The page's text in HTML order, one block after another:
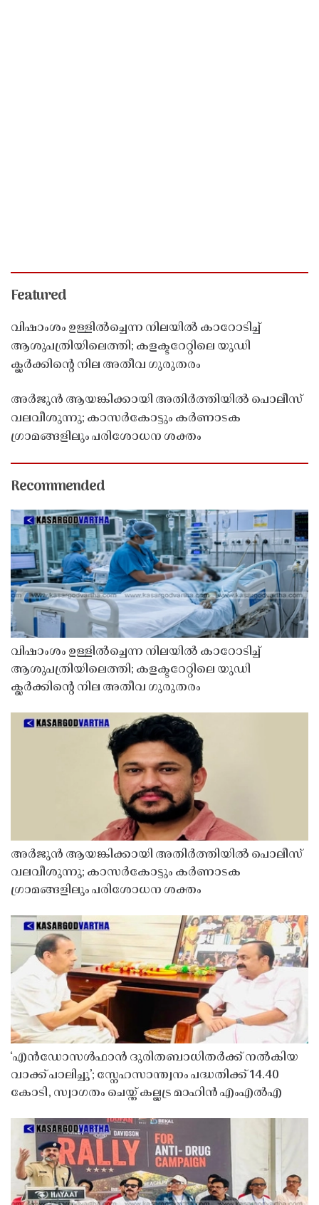
Featured
വിഷാംശം ഉള്ളിൽച്ചെന്ന നിലയിൽ കാറോടിച്ച്
ആശുപത്രിയിലെത്തി; കളക്ടറേറ്റിലെ യുഡി
ക്ലർക്കിൻ്റെ നില അതീവ ഗുരുതരം
അർജുൻ ആയങ്കിക്കായി അതിർത്തിയിൽ പൊലീസ്
വലവീശുന്നു; കാസർകോട്ടും കർണാടക
ഗ്രാമങ്ങളിലും പരിശോധന ശക്തം
Recommended
വിഷാംശം ഉള്ളിൽച്ചെന്ന നിലയിൽ കാറോടിച്ച്
ആശുപത്രിയിലെത്തി; കളക്ടറേറ്റിലെ യുഡി
ക്ലർക്കിൻ്റെ നില അതീവ ഗുരുതരം
അർജുൻ ആയങ്കിക്കായി അതിർത്തിയിൽ പൊലീസ്
വലവീശുന്നു; കാസർകോട്ടും കർണാടക
ഗ്രാമങ്ങളിലും പരിശോധന ശക്തം
‘എൻഡോസൾഫാൻ ദുരിതബാധിതർക്ക് നൽകിയ
വാക്ക് പാലിച്ചു’; സ്നേഹസാന്ത്വനം പദ്ധതിക്ക് 14.40
കോടി, സ്വാഗതം ചെയ്ത് കല്ലട്ര മാഹിൻ എംഎൽഎ